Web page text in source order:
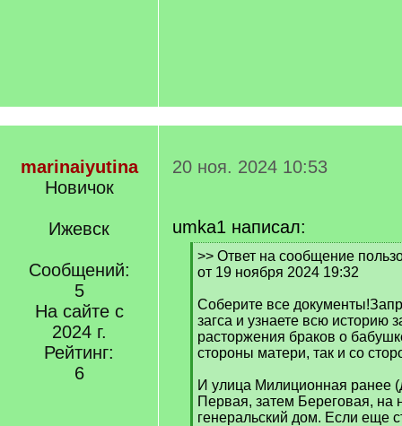
marinaiyutina
Новичок
Ижевск
Сообщений:
5
На сайте с
2024 г.
Рейтинг:
6
20 ноя. 2024 10:53
umka1 написал:
[
q
>> Ответ на сообщение
от 19 ноября 2024 19:32
Соберите все
загса и узнаете всю историю
расторжения браков о
стороны матери, так и со
И улица Милиционная ранее
Первая, затем Береговая, на
генеральский дом. Если еще